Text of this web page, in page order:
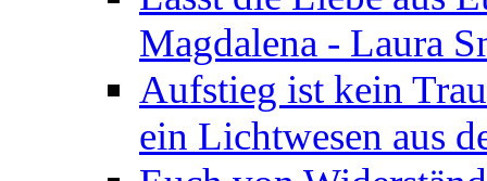
Magdalena - Laura
Aufstieg ist kein
ein Lichtwesen aus